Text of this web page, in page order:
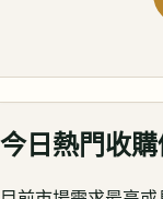
今日熱門收